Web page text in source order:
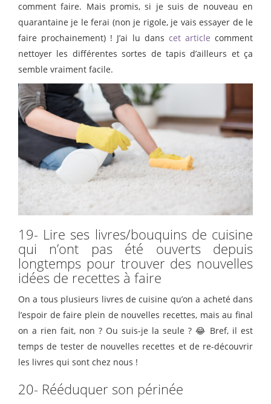
comment faire. Mais promis, si je suis de nouveau en
quarantaine je le ferai (non je rigole, je vais essayer de le
faire prochainement) ! J’ai lu dans cet article comment
nettoyer les différentes sortes de tapis d’ailleurs et ça
semble vraiment facile.
19- Lire ses livres/bouquins de cuisine
qui n’ont pas été ouverts depuis
longtemps pour trouver des nouvelles
idées de recettes à faire
On a tous plusieurs livres de cuisine qu’on a acheté dans
l’espoir de faire plein de nouvelles recettes, mais au final
on a rien fait, non ? Ou suis-je la seule ? 😂 Bref, il est
temps de tester de nouvelles recettes et de re-découvrir
les livres qui sont chez nous !
20- Rééduquer son périnée